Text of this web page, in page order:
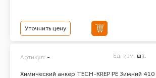
Уточнить цену
Химический анкер TECH-KREP PE Зимний
Артикул: - Ед. изм. шт.